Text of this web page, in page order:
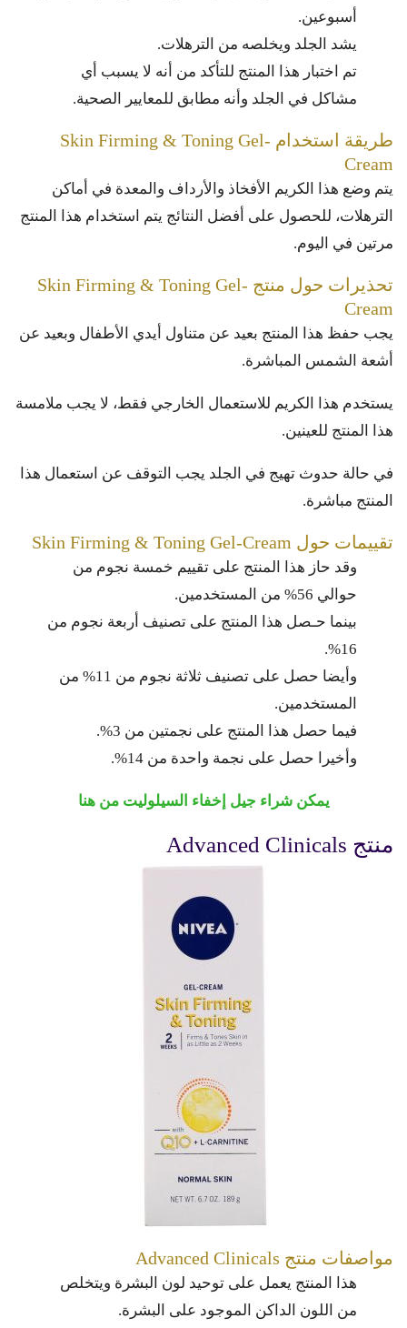
أسبوعين.
يشد الجلد ويخلصه من الترهلات.
تم اختبار هذا المنتج للتأكد من أنه لا يسبب أي
مشاكل في الجلد وأنه مطابق للمعايير الصحية.
طريقة استخدام Skin Firming & Toning Gel-
Cream
يتم وضع هذا الكريم الأفخاذ والأرداف والمعدة في أماكن
الترهلات، للحصول على أفضل النتائج يتم استخدام هذا المنتج
مرتين في اليوم.
تحذيرات حول منتج Skin Firming & Toning Gel-
Cream
يجب حفظ هذا المنتج بعيد عن متناول أيدي الأطفال وبعيد عن
أشعة الشمس المباشرة.
يستخدم هذا الكريم للاستعمال الخارجي فقط، لا يجب ملامسة
هذا المنتج للعينين.
في حالة حدوث تهيج في الجلد يجب التوقف عن استعمال هذا
المنتج مباشرة.
تقييمات حول Skin Firming & Toning Gel-Cream
وقد حاز هذا المنتج على تقييم خمسة نجوم من
حوالي 56% من المستخدمين.
بينما حـصل هذا المنتج على تصنيف أربعة نجوم من
16%.
وأيضا حصل على تصنيف ثلاثة نجوم من 11% من
المستخدمين.
فيما حصل هذا المنتج على نجمتين من 3%.
وأخيرا حصل على نجمة واحدة من 14%.
يمكن شراء جيل إخفاء السيلوليت من هنا
منتج Advanced Clinicals
مواصفات منتج Advanced Clinicals
هذا المنتج يعمل على توحيد لون البشرة ويتخلص
من اللون الداكن الموجود على البشرة.